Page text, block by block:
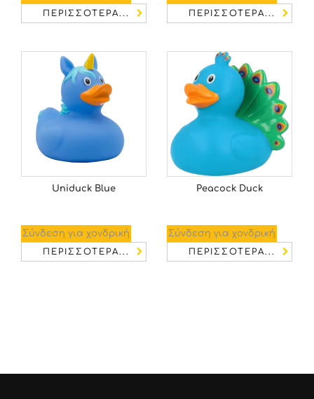
ΠΕΡΙΣΣΌΤΕΡΑ... ΠΕΡΙΣΣΌΤΕΡΑ...
Uniduck Blue
Σύνδεση για χονδρική
ΠΕΡΙΣΣΌΤΕΡΑ...
Peacock Duck
Σύνδεση για χονδρική
ΠΕΡΙΣΣΌΤΕΡΑ...